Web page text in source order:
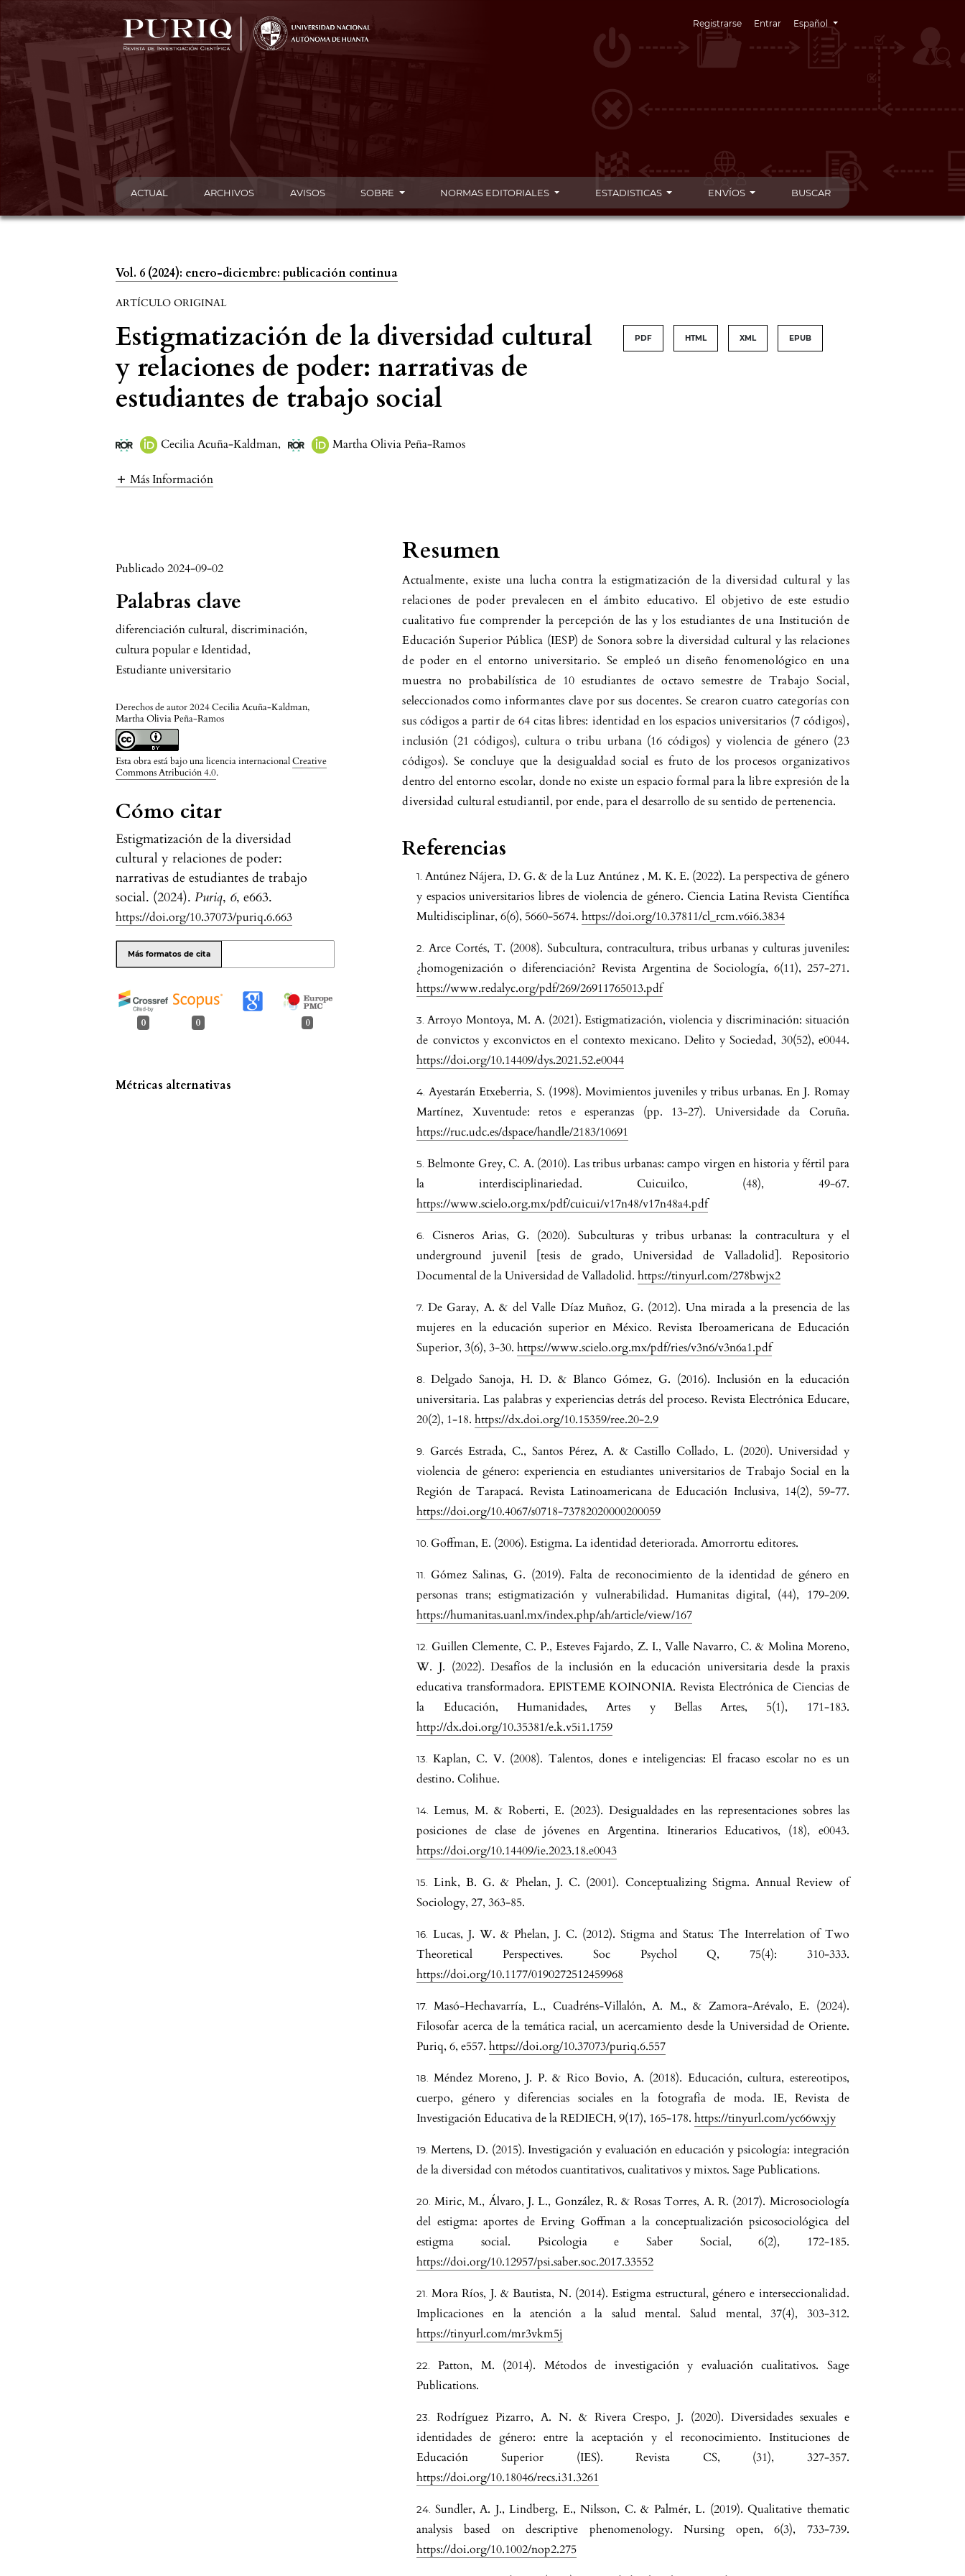
Registrarse Entrar Cambiar el idioma. El idioma actual es:
Español
ACTUAL ARCHIVOS AVISOS SOBRE NORMAS EDITORIALES ESTADISTICAS ENVÍOS BUSCAR
Vol. 6 (2024): enero-diciembre: publicación continua
ARTÍCULO ORIGINAL
Estigmatización de la diversidad cultural
y relaciones de poder: narrativas de
estudiantes de trabajo social
PDF HTML XML EPUB
Cecilia Acuña-Kaldman, Martha Olivia Peña-Ramos
Más Información
Publicado 2024-09-02
Palabras clave
diferenciación cultural, discriminación,
cultura popular e Identidad,
Estudiante universitario
Derechos de autor 2024 Cecilia Acuña-Kaldman,
Martha Olivia Peña-Ramos
Esta obra está bajo una licencia internacionalCreative
Commons Atribución 4.0.
Cómo citar
Estigmatización de la diversidad
cultural y relaciones de poder:
narrativas de estudiantes de trabajo
social. (2024).Puriq, 6, e663.
https://doi.org/10.37073/puriq.6.663
Más formatos de cita
0 0 0
Métricas alternativas
Resumen
Actualmente, existe una lucha contra la estigmatización de la diversidad cultural y las
relaciones de poder prevalecen en el ámbito educativo. El objetivo de este estudio
cualitativo fue comprender la percepción de las y los estudiantes de una Institución de
Educación Superior Pública (IESP) de Sonora sobre la diversidad cultural y las relaciones
de poder en el entorno universitario. Se empleó un diseño fenomenológico en una
muestra no probabilística de 10 estudiantes de octavo semestre de Trabajo Social,
seleccionados como informantes clave por sus docentes. Se crearon cuatro categorías con
sus códigos a partir de 64 citas libres: identidad en los espacios universitarios (7 códigos),
inclusión (21 códigos), cultura o tribu urbana (16 códigos) y violencia de género (23
códigos). Se concluye que la desigualdad social es fruto de los procesos organizativos
dentro del entorno escolar, donde no existe un espacio formal para la libre expresión de la
diversidad cultural estudiantil, por ende, para el desarrollo de su sentido de pertenencia.
Referencias
Antúnez Nájera, D. G. & de la Luz Antúnez , M. K. E. (2022). La perspectiva de género
y espacios universitarios libres de violencia de género. Ciencia Latina Revista Científica
Multidisciplinar, 6(6), 5660-5674.https://doi.org/10.37811/cl_rcm.v6i6.3834
Arce Cortés, T. (2008). Subcultura, contracultura, tribus urbanas y culturas juveniles:
¿homogenización o diferenciación? Revista Argentina de Sociología, 6(11), 257-271.
https://www.redalyc.org/pdf/269/26911765013.pdf
Arroyo Montoya, M. A. (2021). Estigmatización, violencia y discriminación: situación
de convictos y exconvictos en el contexto mexicano. Delito y Sociedad, 30(52), e0044.
https://doi.org/10.14409/dys.2021.52.e0044
Ayestarán Etxeberria, S. (1998). Movimientos juveniles y tribus urbanas. En J. Romay
Martínez, Xuventude: retos e esperanzas (pp. 13-27). Universidade da Coruña.
https://ruc.udc.es/dspace/handle/2183/10691
Belmonte Grey, C. A. (2010). Las tribus urbanas: campo virgen en historia y fértil para
la interdisciplinariedad. Cuicuilco, (48), 49-67.
https://www.scielo.org.mx/pdf/cuicui/v17n48/v17n48a4.pdf
Cisneros Arias, G. (2020). Subculturas y tribus urbanas: la contracultura y el
underground juvenil [tesis de grado, Universidad de Valladolid]. Repositorio
Documental de la Universidad de Valladolid.https://tinyurl.com/278bwjx2
De Garay, A. & del Valle Díaz Muñoz, G. (2012). Una mirada a la presencia de las
mujeres en la educación superior en México. Revista Iberoamericana de Educación
Superior, 3(6), 3-30.https://www.scielo.org.mx/pdf/ries/v3n6/v3n6a1.pdf
Delgado Sanoja, H. D. & Blanco Gómez, G. (2016). Inclusión en la educación
universitaria. Las palabras y experiencias detrás del proceso. Revista Electrónica Educare,
20(2), 1-18.https://dx.doi.org/10.15359/ree.20-2.9
Garcés Estrada, C., Santos Pérez, A. & Castillo Collado, L. (2020). Universidad y
violencia de género: experiencia en estudiantes universitarios de Trabajo Social en la
Región de Tarapacá. Revista Latinoamericana de Educación Inclusiva, 14(2), 59-77.
https://doi.org/10.4067/s0718-73782020000200059
Goffman, E. (2006). Estigma. La identidad deteriorada. Amorrortu editores.
Gómez Salinas, G. (2019). Falta de reconocimiento de la identidad de género en
personas trans; estigmatización y vulnerabilidad. Humanitas digital, (44), 179-209.
https://humanitas.uanl.mx/index.php/ah/article/view/167
Guillen Clemente, C. P., Esteves Fajardo, Z. I., Valle Navarro, C. & Molina Moreno,
W. J. (2022). Desafíos de la inclusión en la educación universitaria desde la praxis
educativa transformadora. EPISTEME KOINONIA. Revista Electrónica de Ciencias de
la Educación, Humanidades, Artes y Bellas Artes, 5(1), 171-183.
http://dx.doi.org/10.35381/e.k.v5i1.1759
Kaplan, C. V. (2008). Talentos, dones e inteligencias: El fracaso escolar no es un
destino. Colihue.
Lemus, M. & Roberti, E. (2023). Desigualdades en las representaciones sobres las
posiciones de clase de jóvenes en Argentina. Itinerarios Educativos, (18), e0043.
https://doi.org/10.14409/ie.2023.18.e0043
Link, B. G. & Phelan, J. C. (2001). Conceptualizing Stigma. Annual Review of
Sociology, 27, 363-85.
Lucas, J. W. & Phelan, J. C. (2012). Stigma and Status: The Interrelation of Two
Theoretical Perspectives. Soc Psychol Q, 75(4): 310-333.
https://doi.org/10.1177/0190272512459968
Masó-Hechavarría, L., Cuadréns-Villalón, A. M., & Zamora-Arévalo, E. (2024).
Filosofar acerca de la temática racial, un acercamiento desde la Universidad de Oriente.
Puriq, 6, e557.https://doi.org/10.37073/puriq.6.557
Méndez Moreno, J. P. & Rico Bovio, A. (2018). Educación, cultura, estereotipos,
cuerpo, género y diferencias sociales en la fotografía de moda. IE, Revista de
Investigación Educativa de la REDIECH, 9(17), 165-178.https://tinyurl.com/yc66wxjy
Mertens, D. (2015). Investigación y evaluación en educación y psicología: integración
de la diversidad con métodos cuantitativos, cualitativos y mixtos. Sage Publications.
Miric, M., Álvaro, J. L., González, R. & Rosas Torres, A. R. (2017). Microsociología
del estigma: aportes de Erving Goffman a la conceptualización psicosociológica del
estigma social. Psicologia e Saber Social, 6(2), 172-185.
https://doi.org/10.12957/psi.saber.soc.2017.33552
Mora Ríos, J. & Bautista, N. (2014). Estigma estructural, género e interseccionalidad.
Implicaciones en la atención a la salud mental. Salud mental, 37(4), 303-312.
https://tinyurl.com/mr3vkm5j
Patton, M. (2014). Métodos de investigación y evaluación cualitativos. Sage
Publications.
Rodríguez Pizarro, A. N. & Rivera Crespo, J. (2020). Diversidades sexuales e
identidades de género: entre la aceptación y el reconocimiento. Instituciones de
Educación Superior (IES). Revista CS, (31), 327-357.
https://doi.org/10.18046/recs.i31.3261
Sundler, A. J., Lindberg, E., Nilsson, C. & Palmér, L. (2019). Qualitative thematic
analysis based on descriptive phenomenology. Nursing open, 6(3), 733-739.
https://doi.org/10.1002/nop2.275